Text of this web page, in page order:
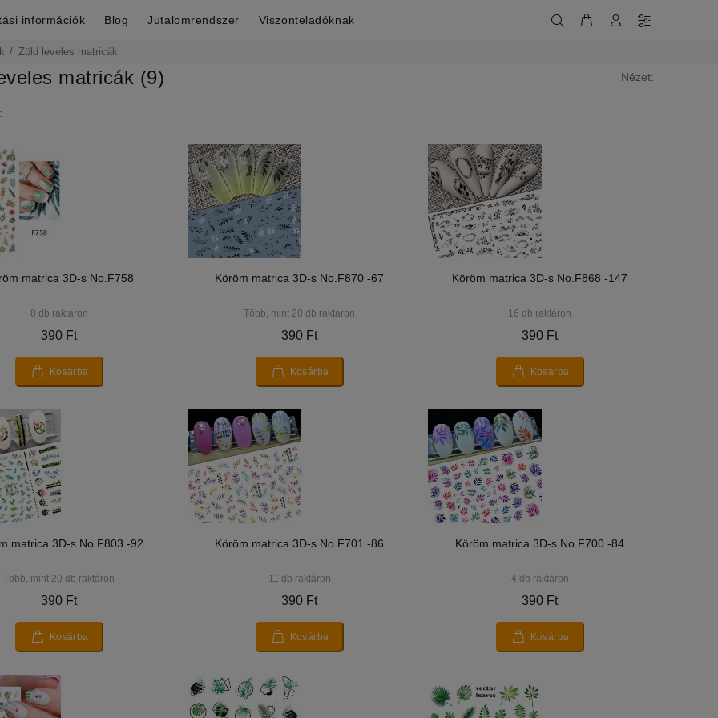
információk Blog Jutalomrendszer Viszonteladóknak
Zöld leveles matricák
matricák (9) Nézet:
matrica 3D-s No.F758
8 db raktáron
390 Ft
Kosárba
Köröm matrica 3D-s No.F870 -67
Több, mint 20 db raktáron
390 Ft
Kosárba
Köröm matrica 3D-s No.F868 -147
16 db raktáron
390 Ft
Kosárba
matrica 3D-s No.F803 -92
Több, mint 20 db raktáron
390 Ft
Kosárba
Köröm matrica 3D-s No.F701 -86
11 db raktáron
390 Ft
Kosárba
Köröm matrica 3D-s No.F700 -84
4 db raktáron
390 Ft
Kosárba